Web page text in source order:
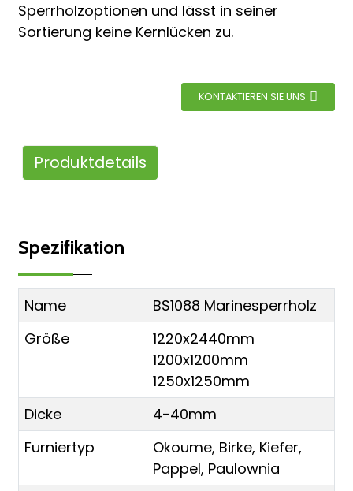
Sperrholzoptionen und lässt in seiner
Sortierung keine Kernlücken zu.
KONTAKTIEREN SIE UNS
Produktdetails
Spezifikation
Name
BS1088 Marinesperrholz
Größe
1220x2440mm
1200x1200mm
1250x1250mm
Dicke
4-40mm
Furniertyp
Okoume, Birke, Kiefer,
Pappel, Paulownia